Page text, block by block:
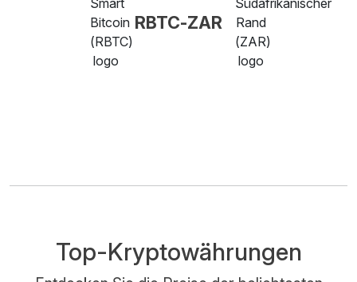
RBTC-ZAR
Top-Kryptowährungen